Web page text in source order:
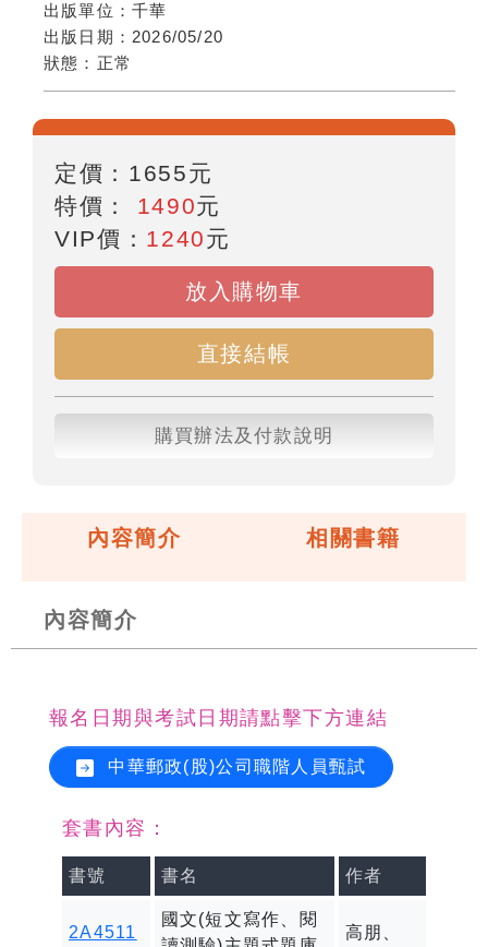
出版單位： 千華
出版日期： 2026/05/20
狀態： 正常
定價： 1655元
特價： 1490元
VIP價： 1240元
放入購物車
直接結帳
購買辦法及付款說明
內容簡介 相關書籍
內容簡介
報名日期與考試日期請點擊下方連結
中華郵政(股)公司職階人員甄試
套書內容：
書號 書名 作者
2A4511
國文(短文寫作、閱
高朋、